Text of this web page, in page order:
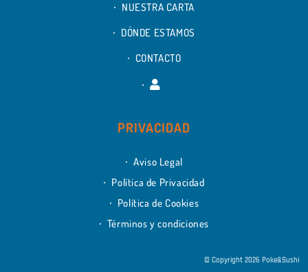
NUESTRA CARTA
DÓNDE ESTAMOS
CONTACTO
PRIVACIDAD
Aviso Legal
Política de Privacidad
Política de Cookies
Términos y condiciones
© Copyright 2026 Poke&Sushi